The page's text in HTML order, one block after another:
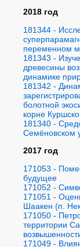
2018 год
181344 -
переменном
181343 -
древесины
динамике
181342 -
болотной
корне
181340 -
Семёновском
2017 год
171053 -
будущее
171052 -
171051 -
Шаакен (п.
171050 -
территории
171049 -